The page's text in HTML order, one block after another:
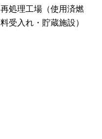
再処理工場（使用済燃
料受入れ・貯蔵施設）